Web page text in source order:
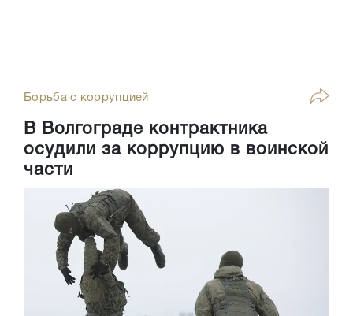
Борьба с коррупцией
В Волгограде контрактника
осудили за коррупцию в воинской
части